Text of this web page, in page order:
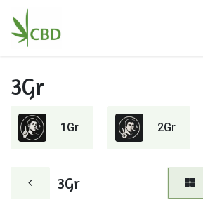
Ir al contenido
3Gr
1Gr 2Gr
3Gr